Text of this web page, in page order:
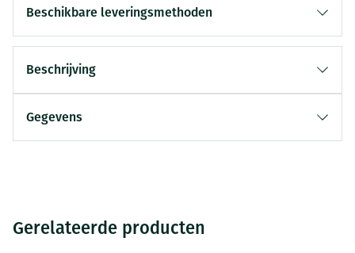
Beschikbare leveringsmethoden
Beschrijving
Gegevens
Gerelateerde producten